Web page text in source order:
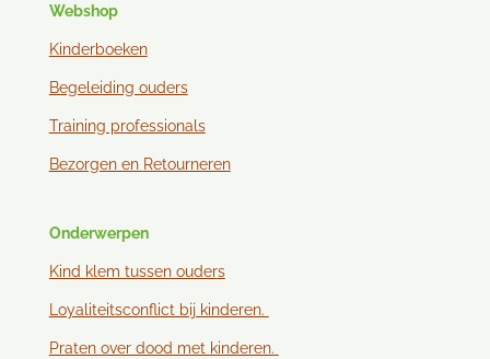
Webshop
Kinderboeken
Begeleiding ouders
Training professionals
Bezorgen en Retourneren
Onderwerpen
Kind klem tussen ouders
Loyaliteitsconflict bij kinderen.
Praten over dood met kinderen.